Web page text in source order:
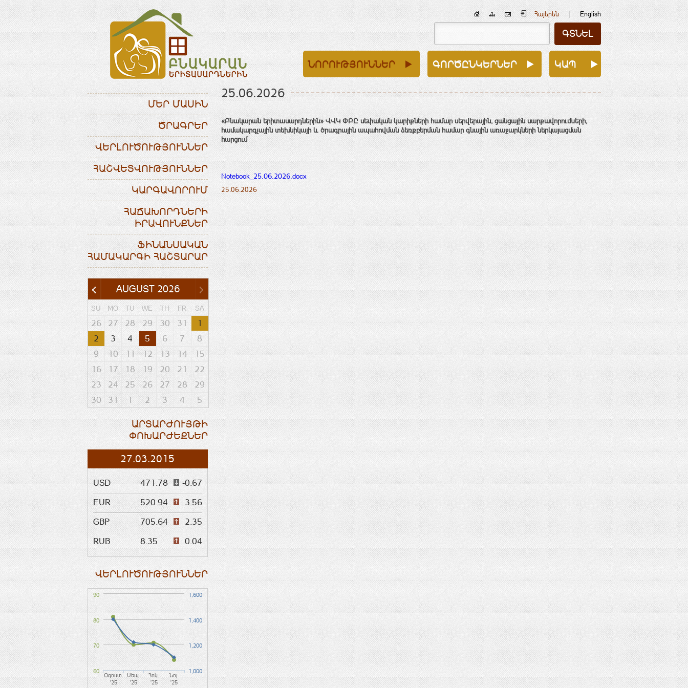
Հայերեն | English
ՆՈՐՈՒԹՅՈՒՆՆԵՐ ԳՈՐԾԸՆԿԵՐՆԵՐ ԿԱՊ
ՄԵՐ ՄԱՍԻՆ
ԾՐԱԳՐԵՐ
ՎԵՐԼՈՒԾՈՒԹՅՈՒՆՆԵՐ
ՀԱՇՎԵՏՎՈՒԹՅՈՒՆՆԵՐ
ԿԱՐԳԱՎՈՐՈՒՄ
ՀԱՃԱԽՈՐԴՆԵՐԻ
ԻՐԱՎՈՒՆՔՆԵՐ
ՖԻՆԱՆՍԱԿԱՆ
ՀԱՄԱԿԱՐԳԻ ՀԱՇՏԱՐԱՐ
AUGUST 2026
SU MO TU WE TH FR SA
26 27 28 29 30 31
1
2
3 4 5 6 7
8
9
10 11 12 13 14
15
16
17 18 19 20 21
22
23
24 25 26 27 28
29
30
31 1 2 3 4 5
ԱՐՏԱՐԺՈՒՅԹԻ
ՓՈԽԱՐԺԵՔՆԵՐ
27.03.2015
USD 471.78
-0.67
EUR
520.94
3.56
GBP
705.64
2.35
RUB
8.35 0.04
ՎԵՐԼՈՒԾՈՒԹՅՈՒՆՆԵՐ
Օգոստ.
'25
Սեպ.
'25
Հոկ.
'25
Նոյ.
'25
60
70
80
90
1,000
1,200
1,400
1,600
25.06.2026
«Բնակարան երիտասարդներին» ՎՎԿ ՓԲԸ սեփական կարիքների համար սերվերային,ցանցային սարքավորումների,
համակարգչային տեխնիկայիև ծրագրային ապահովման ձեռքբերմանհամար գնային առաջարկների ներկայացման
հարցում
Notebook_25.06.2026.docx
25.06.2026